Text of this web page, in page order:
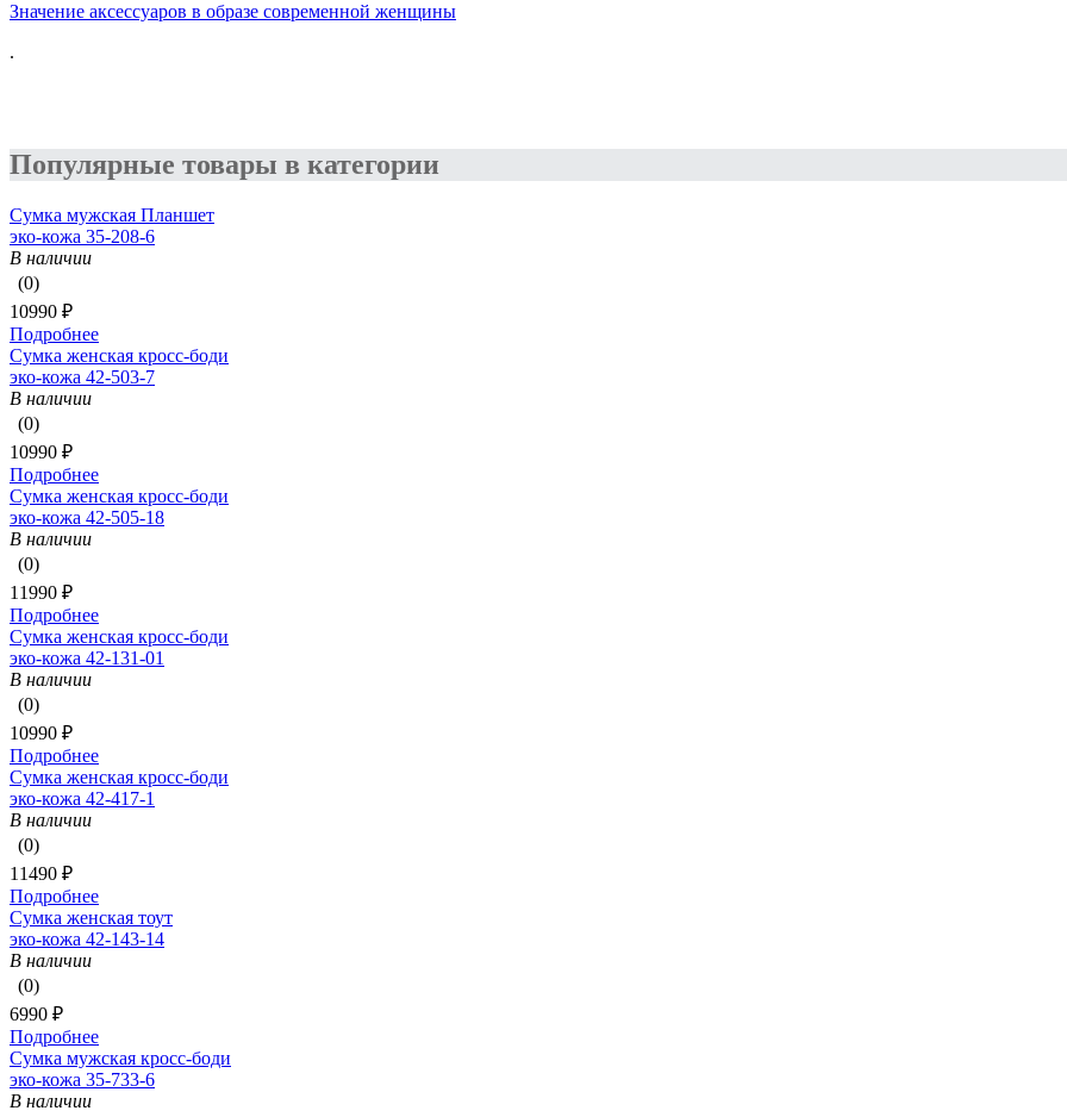
Значение аксессуаров в образе современной женщины
.
Популярные товары в категории
Сумка мужская Планшет
эко-кожа 35-208-6
В наличии
(0)
10990 ₽
Подробнее
Сумка женская кросс-боди
эко-кожа 42-503-7
В наличии
(0)
10990 ₽
Подробнее
Сумка женская кросс-боди
эко-кожа 42-505-18
В наличии
(0)
11990 ₽
Подробнее
Сумка женская кросс-боди
эко-кожа 42-131-01
В наличии
(0)
10990 ₽
Подробнее
Сумка женская кросс-боди
эко-кожа 42-417-1
В наличии
(0)
11490 ₽
Подробнее
Сумка женская тоут
эко-кожа 42-143-14
В наличии
(0)
6990 ₽
Подробнее
Сумка мужская кросс-боди
эко-кожа 35-733-6
В наличии